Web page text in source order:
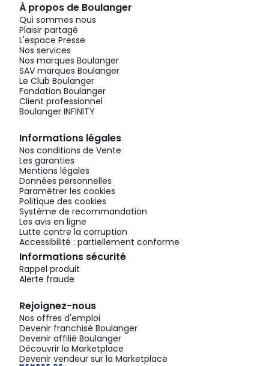
À propos de Boulanger
Qui sommes nous
Plaisir partagé
L'espace Presse
Nos services
Nos marques Boulanger
SAV marques Boulanger
Le Club Boulanger
Fondation Boulanger
Client professionnel
Boulanger INFINITY
Informations légales
Nos conditions de Vente
Les garanties
Mentions légales
Données personnelles
Paramétrer les cookies
Politique des cookies
Système de recommandation
Les avis en ligne
Lutte contre la corruption
Accessibilité : partiellement conforme
Informations sécurité
Rappel produit
Alerte fraude
Rejoignez-nous
Nos offres d'emploi
Devenir franchisé Boulanger
Devenir affilié Boulanger
Découvrir la Marketplace
Devenir vendeur sur la Marketplace